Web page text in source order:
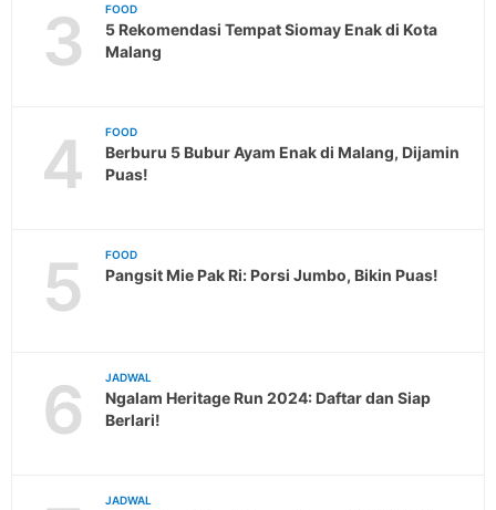
3 FOOD
5 Rekomendasi Tempat Siomay Enak di Kota
Malang
4 FOOD
Berburu 5 Bubur Ayam Enak di Malang, Dijamin
Puas!
5 FOOD
Pangsit Mie Pak Ri: Porsi Jumbo, Bikin Puas!
6 JADWAL
Ngalam Heritage Run 2024: Daftar dan Siap
Berlari!
JADWAL